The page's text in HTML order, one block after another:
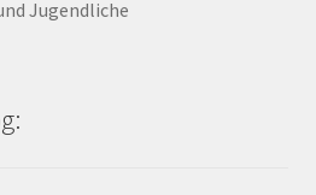
Jugendliche